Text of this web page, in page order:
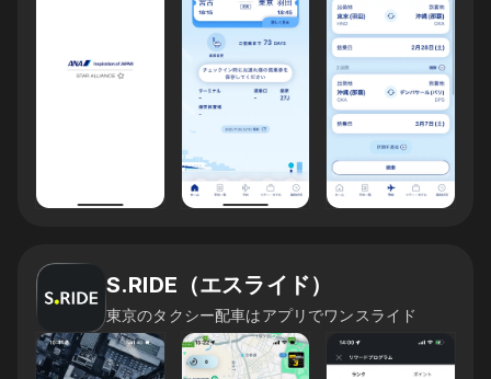
S.RIDE（エスライド）
東京のタクシー配車はアプリでワンスライド